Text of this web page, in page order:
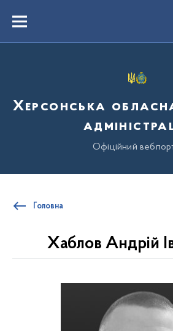
вмістуMenu
Херсонська
Офіційний
Головна
Хаблов Андрій